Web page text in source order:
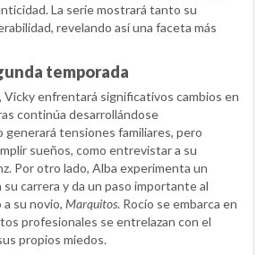
La serie mostrará tanto su
revelando así una faceta más
temporada
Vicky enfrentará significativos cambios en
continúa desarrollándose
tensiones familiares, pero
sueños, como entrevistar a su
Por otro lado, Alba experimenta un
carrera y da un paso importante al
su novio, Marquitos. Rocío se embarca en
profesionales se entrelazan con el
propios miedos.